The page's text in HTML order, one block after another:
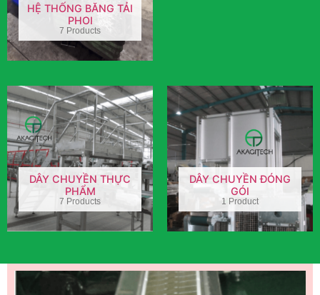
HỆ THỐNG BĂNG TẢI
PHOI
7 Products
DÂY CHUYỀN THỰC
PHẨM
7 Products
DÂY CHUYỀN ĐÓNG
GÓI
1 Product